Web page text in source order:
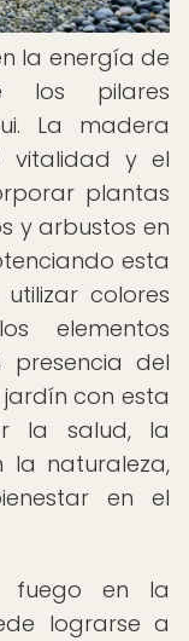
la energía de
pilares
La madera
vitalidad y el
plantas
y arbustos en
esta
colores
elementos
del
con esta
la salud, la
la naturaleza,
en el
fuego en la
lograrse a